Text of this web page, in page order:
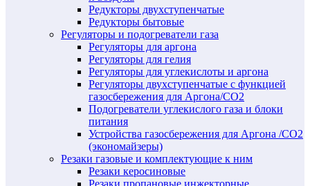
Редукторы двухступенчатые
Редукторы бытовые
Регуляторы и подогреватели газа
Регуляторы для аргона
Регуляторы для гелия
Регуляторы для углекислоты и аргона
Регуляторы двухступенчатые c функцией
газосбережения для Аргона/СО2
Подогреватели углекислого газа и блоки
питания
Устройства газосбережения для Аргона /СО2
(экономайзеры)
Резаки газовые и комплектующие к ним
Резаки керосиновые
Резаки пропановые инжекторные